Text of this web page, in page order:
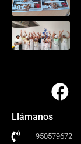
Llámanos
950579672